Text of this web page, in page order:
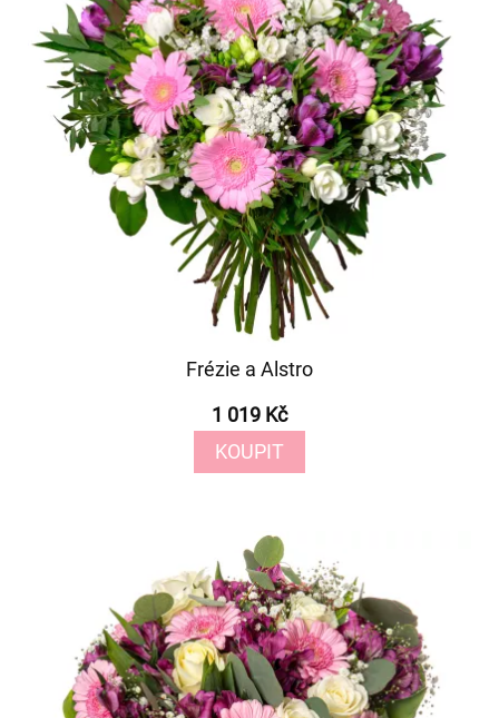
Frézie a Alstro
1 019 Kč
KOUPIT